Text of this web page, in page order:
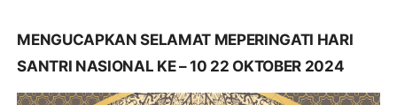
MENGUCAPKAN SELAMAT MEPERINGATI HARI
SANTRI NASIONAL KE – 10 22 OKTOBER 2024